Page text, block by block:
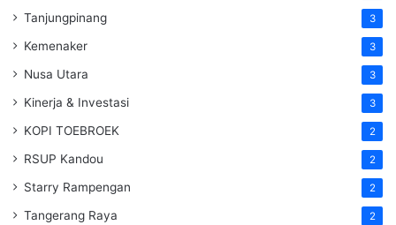
Tanjungpinang 3
Kemenaker 3
Nusa Utara 3
Kinerja & Investasi 3
KOPI TOEBROEK 2
RSUP Kandou 2
Starry Rampengan 2
Tangerang Raya 2